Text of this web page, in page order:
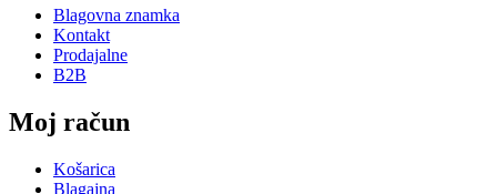
Blagovna znamka
Kontakt
Prodajalne
B2B
Moj račun
Košarica
Blagajna